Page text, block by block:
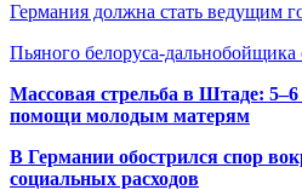
Германия должна стать ведущим
Пьяного белоруса-
Массовая стрельба в Штаде:
помощи молодым матерям
В Германии обострился спор
социальных расходов